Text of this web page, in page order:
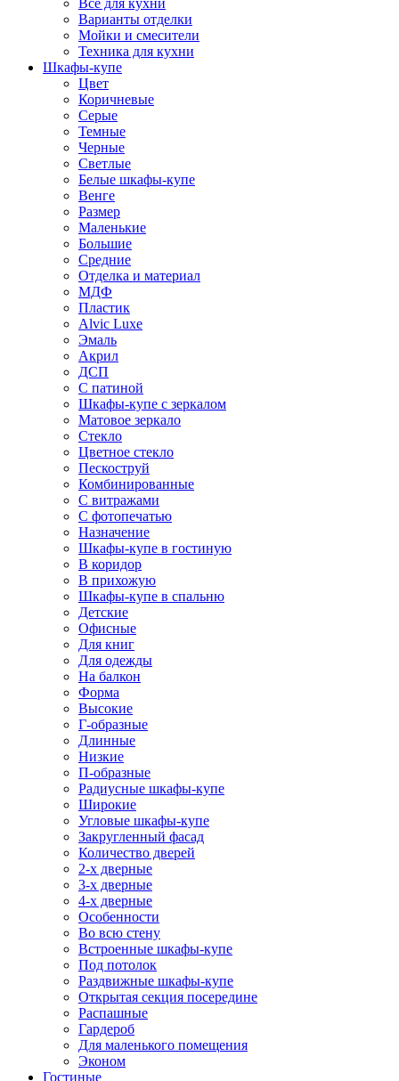
Все для кухни
Варианты отделки
Мойки и смесители
Техника для кухни
Шкафы-купе
Цвет
Коричневые
Серые
Темные
Черные
Светлые
Белые шкафы-купе
Венге
Размер
Маленькие
Большие
Средние
Отделка и материал
МДФ
Пластик
Alvic Luxe
Эмаль
Акрил
ДСП
С патиной
Шкафы-купе с зеркалом
Матовое зеркало
Стекло
Цветное стекло
Пескоструй
Комбинированные
С витражами
С фотопечатью
Назначение
Шкафы-купе в гостиную
В коридор
В прихожую
Шкафы-купе в спальню
Детские
Офисные
Для книг
Для одежды
На балкон
Форма
Высокие
Г-образные
Длинные
Низкие
П-образные
Радиусные шкафы-купе
Широкие
Угловые шкафы-купе
Закругленный фасад
Количество дверей
2-х дверные
3-х дверные
4-х дверные
Особенности
Во всю стену
Встроенные шкафы-купе
Под потолок
Раздвижные шкафы-купе
Открытая секция посередине
Распашные
Гардероб
Для маленького помещения
Эконом
Гостиные